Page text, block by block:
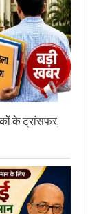
के ट्रांसफर,